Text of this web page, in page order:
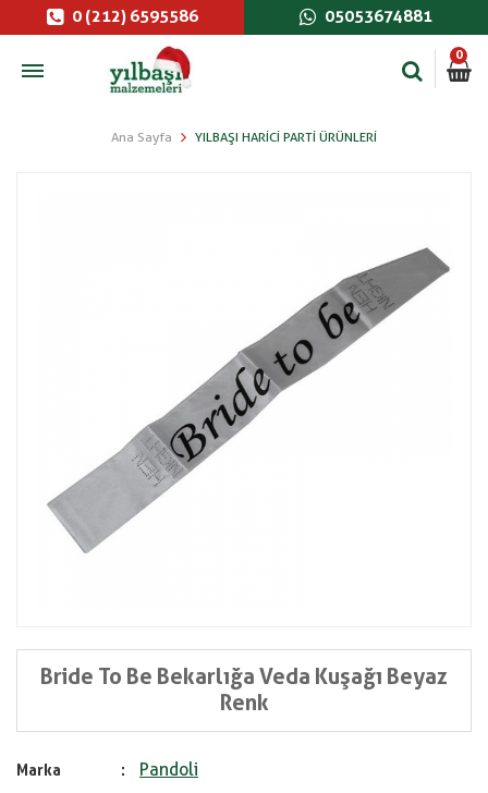
0 (212) 6595586 05053674881
0
Ana Sayfa YILBAŞI HARICI PARTI ÜRÜNLERI
Bride To Be Bekarlığa Veda Kuşağı Beyaz
Renk
Marka Pandoli